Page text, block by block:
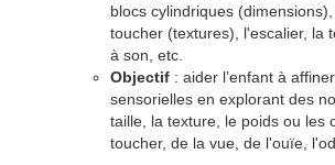
blocs cylindriques
toucher (textures), l'escalier, la
à son, etc.
Objectif : aider l’enfant à
sensorielles en explorant des
taille, la texture, le poids ou les
toucher, de la vue, de l'ouïe,